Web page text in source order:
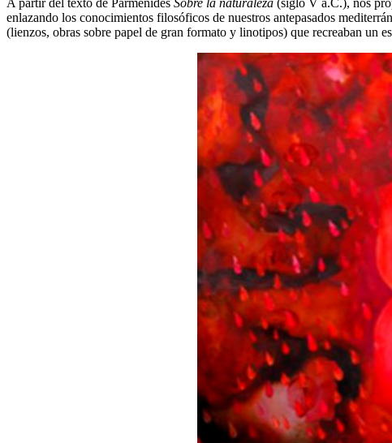
A partir del texto de Parménides Sobre la naturaleza (siglo V a.C.), nos
enlazando los conocimientos filosóficos de nuestros antepasados
(lienzos, obras sobre papel de gran formato y linotipos) que recreaban un